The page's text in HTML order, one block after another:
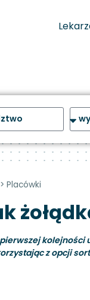
> Placówki
z opcji